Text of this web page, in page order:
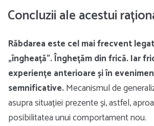
Concluzii ale acestui
Răbdarea este cel mai frecvent
„îngheață”. Înghețăm din frică. Iar
experiențe anterioare și în
semnificative.Mecanismul de
asupra situației prezente și, astfel,
posibilitatea unui comportament nou.